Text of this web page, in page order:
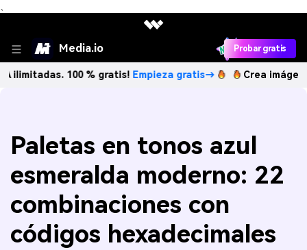
、
Media.io Probar gratis
100 % gratis! Empieza gratis→ Crea imágenes IA
Paletas en tonos azul
esmeralda moderno: 22
combinaciones con
códigos hexadecimales